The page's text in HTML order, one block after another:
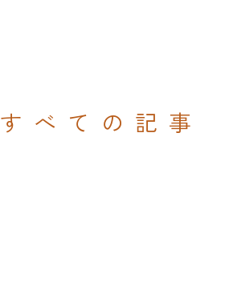
すべての記事